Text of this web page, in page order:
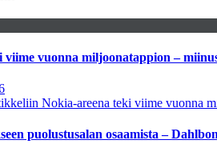
viime vuonna miljoonatappion –
Nokia-areena teki viime vuonna
puolustusalan osaamista –